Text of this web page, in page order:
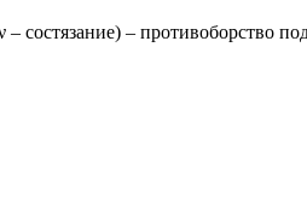
состязание) – противоборство